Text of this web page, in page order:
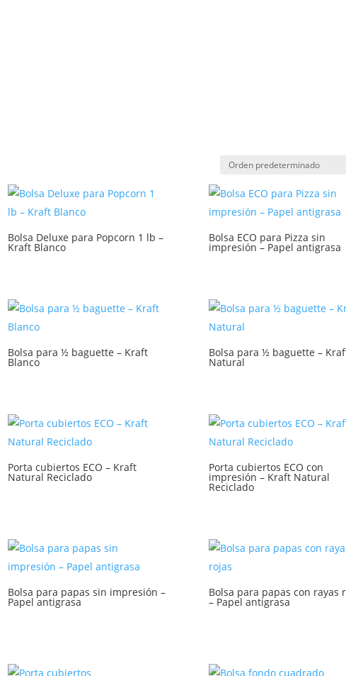
Bolsa Deluxe para Popcorn 1 lb –
Kraft Blanco
Bolsa ECO para Pizza sin
impresión – Papel antigrasa
Bolsa para ½ baguette – Kraft
Blanco
Bolsa para ½ baguette –
Natural
Porta cubiertos ECO – Kraft
Natural Reciclado
Porta cubiertos ECO con
impresión – Kraft Natural
Reciclado
Bolsa para papas sin impresión –
Papel antigrasa
Bolsa para papas con rayas
– Papel antigrasa